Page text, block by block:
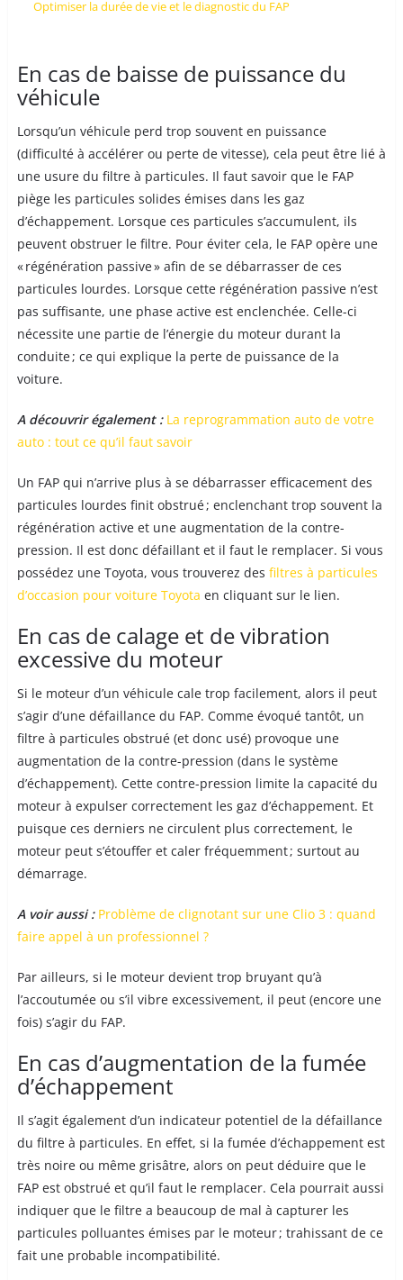
Optimiser la durée de vie et le diagnostic du FAP
En cas de baisse de puissance du
véhicule
Lorsqu’un véhicule perd trop souvent en puissance
(difficulté à accélérer ou perte de vitesse), cela peut être lié à
une usure du filtre à particules. Il faut savoir que le FAP
piège les particules solides émises dans les gaz
d’échappement. Lorsque ces particules s’accumulent, ils
peuvent obstruer le filtre. Pour éviter cela, le FAP opère une
« régénération passive » afin de se débarrasser de ces
particules lourdes. Lorsque cette régénération passive n’est
pas suffisante, une phase active est enclenchée. Celle-ci
nécessite une partie de l’énergie du moteur durant la
conduite ; ce qui explique la perte de puissance de la
voiture.
A découvrir également : La reprogrammation auto de votre
auto : tout ce qu’il faut savoir
Un FAP qui n’arrive plus à se débarrasser efficacement des
particules lourdes finit obstrué ; enclenchant trop souvent la
régénération active et une augmentation de la contre-
pression. Il est donc défaillant et il faut le remplacer. Si vous
possédez une Toyota, vous trouverez des filtres à particules
d’occasion pour voiture Toyota en cliquant sur le lien.
En cas de calage et de vibration
excessive du moteur
Si le moteur d’un véhicule cale trop facilement, alors il peut
s’agir d’une défaillance du FAP. Comme évoqué tantôt, un
filtre à particules obstrué (et donc usé) provoque une
augmentation de la contre-pression (dans le système
d’échappement). Cette contre-pression limite la capacité du
moteur à expulser correctement les gaz d’échappement. Et
puisque ces derniers ne circulent plus correctement, le
moteur peut s’étouffer et caler fréquemment ; surtout au
démarrage.
A voir aussi : Problème de clignotant sur une Clio 3 : quand
faire appel à un professionnel ?
Par ailleurs, si le moteur devient trop bruyant qu’à
l’accoutumée ou s’il vibre excessivement, il peut (encore une
fois) s’agir du FAP.
En cas d’augmentation de la fumée
d’échappement
Il s’agit également d’un indicateur potentiel de la défaillance
du filtre à particules. En effet, si la fumée d’échappement est
très noire ou même grisâtre, alors on peut déduire que le
FAP est obstrué et qu’il faut le remplacer. Cela pourrait aussi
indiquer que le filtre a beaucoup de mal à capturer les
particules polluantes émises par le moteur ; trahissant de ce
fait une probable incompatibilité.